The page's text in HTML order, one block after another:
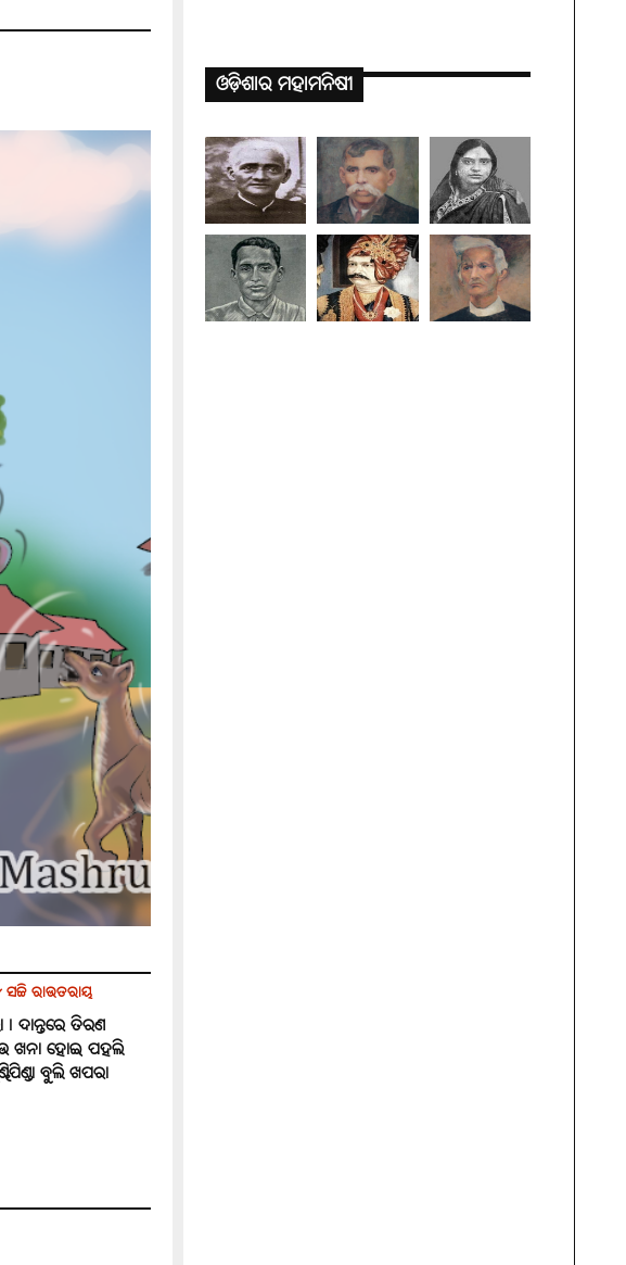
ସଚ୍ଚି ରାଉତରାୟ
ଦାନ୍ତରେ ତିରଣ
ଖନା ହୋଇ ପହଲି
ବୁଲି ଖପରା
ଓଡ଼ିଶାର ମହାମନିଷୀ